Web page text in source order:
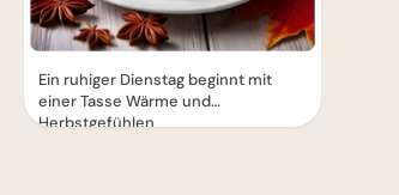
Ein ruhiger Dienstag beginnt mit
einer Tasse Wärme und
Herbstgefühlen